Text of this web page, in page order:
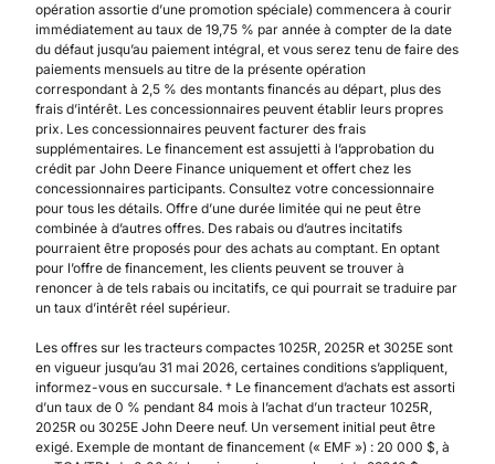
opération assortie d’une promotion spéciale) commencera à courir
immédiatement au taux de 19,75 % par année à compter de la date
du défaut jusqu’au paiement intégral, et vous serez tenu de faire des
paiements mensuels au titre de la présente opération
correspondant à 2,5 % des montants financés au départ, plus des
frais d’intérêt. Les concessionnaires peuvent établir leurs propres
prix. Les concessionnaires peuvent facturer des frais
supplémentaires. Le financement est assujetti à l’approbation du
crédit par John Deere Finance uniquement et offert chez les
concessionnaires participants. Consultez votre concessionnaire
pour tous les détails. Offre d’une durée limitée qui ne peut être
combinée à d’autres offres. Des rabais ou d’autres incitatifs
pourraient être proposés pour des achats au comptant. En optant
pour l’offre de financement, les clients peuvent se trouver à
renoncer à de tels rabais ou incitatifs, ce qui pourrait se traduire par
un taux d’intérêt réel supérieur.
Les offres sur les tracteurs compactes 1025R, 2025R et 3025E sont
en vigueur jusqu’au 31 mai 2026, certaines conditions s’appliquent,
informez-vous en succursale. † Le financement d’achats est assorti
d’un taux de 0 % pendant 84 mois à l’achat d’un tracteur 1025R,
2025R ou 3025E John Deere neuf. Un versement initial peut être
exigé. Exemple de montant de financement (« EMF ») : 20 000 $, à